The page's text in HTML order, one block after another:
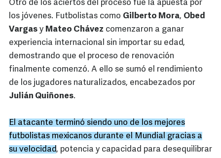
Otro de los aciertos del proceso fue la apuesta por
los jóvenes. Futbolistas como Gilberto Mora, Obed
Vargas y Mateo Chávez comenzaron a ganar
experiencia internacional sin importar su edad,
demostrando que el proceso de renovación
finalmente comenzó. A ello se sumó el rendimiento
de los jugadores naturalizados, encabezados por
Julián Quiñones.
El atacante terminó siendo uno de los mejores
futbolistas mexicanos durante el Mundial gracias a
su velocidad, potencia y capacidad para desequilibrar